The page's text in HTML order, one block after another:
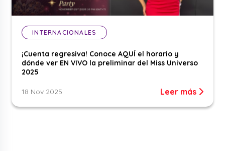
INTERNACIONALES
¡Cuenta regresiva! Conoce AQUÍ el horario y
dónde ver EN VIVO la preliminar del Miss Universo
2025
18 Nov 2025 Leer más